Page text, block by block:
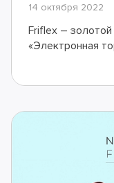
14 октября 2022
Friflex –
«Электронная